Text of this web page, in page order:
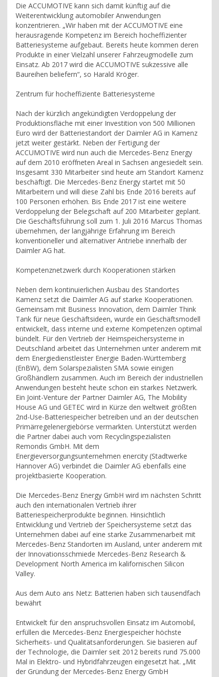
Die ACCUMOTIVE kann sich damit künftig auf die
Weiterentwicklung automobiler Anwendungen
konzentrieren. „Wir haben mit der ACCUMOTIVE eine
herausragende Kompetenz im Bereich hocheffizienter
Batteriesysteme aufgebaut. Bereits heute kommen deren
Produkte in einer Vielzahl unserer Fahrzeugmodelle zum
Einsatz. Ab 2017 wird die ACCUMOTIVE sukzessive alle
Baureihen beliefern“, so Harald Kröger.
Zentrum für hocheffiziente Batteriesysteme
Nach der kürzlich angekündigten Verdoppelung der
Produktionsfläche mit einer Investition von 500 Millionen
Euro wird der Batteriestandort der Daimler AG in Kamenz
jetzt weiter gestärkt. Neben der Fertigung der
ACCUMOTIVE wird nun auch die Mercedes-Benz Energy
auf dem 2010 eröffneten Areal in Sachsen angesiedelt sein.
Insgesamt 330 Mitarbeiter sind heute am Standort Kamenz
beschäftigt. Die Mercedes-Benz Energy startet mit 50
Mitarbeitern und will diese Zahl bis Ende 2016 bereits auf
100 Personen erhöhen. Bis Ende 2017 ist eine weitere
Verdoppelung der Belegschaft auf 200 Mitarbeiter geplant.
Die Geschäftsführung soll zum 1. Juli 2016 Marcus Thomas
übernehmen, der langjährige Erfahrung im Bereich
konventioneller und alternativer Antriebe innerhalb der
Daimler AG hat.
Kompetenznetzwerk durch Kooperationen stärken
Neben dem kontinuierlichen Ausbau des Standortes
Kamenz setzt die Daimler AG auf starke Kooperationen.
Gemeinsam mit Business Innovation, dem Daimler Think
Tank für neue Geschäftsideen, wurde ein Geschäftsmodell
entwickelt, dass interne und externe Kompetenzen optimal
bündelt. Für den Vertrieb der Heimspeichersysteme in
Deutschland arbeitet das Unternehmen unter anderem mit
dem Energiedienstleister Energie Baden-Württemberg
(EnBW), dem Solarspezialisten SMA sowie einigen
Großhändlern zusammen. Auch im Bereich der industriellen
Anwendungen besteht heute schon ein starkes Netzwerk.
Ein Joint-Venture der Partner Daimler AG, The Mobility
House AG und GETEC wird in Kürze den weltweit größten
2nd-Use-Batteriespeicher betreiben und an der deutschen
Primärregelenergiebörse vermarkten. Unterstützt werden
die Partner dabei auch vom Recyclingspezialisten
Remondis GmbH. Mit dem
Energieversorgungsunternehmen enercity (Stadtwerke
Hannover AG) verbindet die Daimler AG ebenfalls eine
projektbasierte Kooperation.
Die Mercedes-Benz Energy GmbH wird im nächsten Schritt
auch den internationalen Vertrieb ihrer
Batteriespeicherprodukte beginnen. Hinsichtlich
Entwicklung und Vertrieb der Speichersysteme setzt das
Unternehmen dabei auf eine starke Zusammenarbeit mit
Mercedes-Benz Standorten im Ausland, unter anderem mit
der Innovationsschmiede Mercedes-Benz Research &
Development North America im kalifornischen Silicon
Valley.
Aus dem Auto ans Netz: Batterien haben sich tausendfach
bewährt
Entwickelt für den anspruchsvollen Einsatz im Automobil,
erfüllen die Mercedes-Benz Energiespeicher höchste
Sicherheits- und Qualitätsanforderungen. Sie basieren auf
der Technologie, die Daimler seit 2012 bereits rund 75.000
Mal in Elektro- und Hybridfahrzeugen eingesetzt hat. „Mit
der Gründung der Mercedes-Benz Energy GmbH